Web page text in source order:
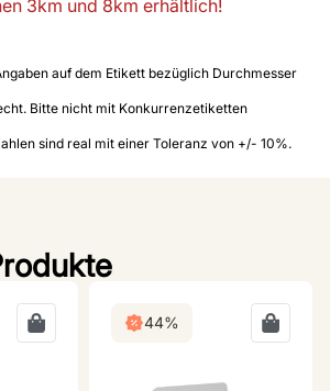
3km und 8km erhältlich!
auf dem Etikett bezüglich Durchmesser
Bitte nicht mit Konkurrenzetiketten
sind real mit einer Toleranz von +/- 10%.
44%